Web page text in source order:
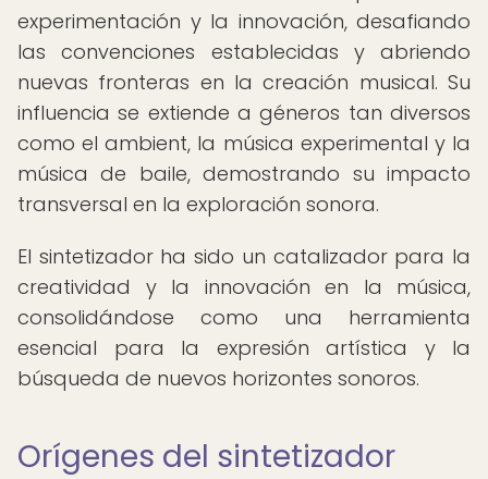
experimentación y la innovación, desafiando
las convenciones establecidas y abriendo
nuevas fronteras en la creación musical. Su
influencia se extiende a géneros tan diversos
como el ambient, la música experimental y la
música de baile, demostrando su impacto
transversal en la exploración sonora.
El sintetizador ha sido un catalizador para la
creatividad y la innovación en la música,
consolidándose como una herramienta
esencial para la expresión artística y la
búsqueda de nuevos horizontes sonoros.
Orígenes del sintetizador